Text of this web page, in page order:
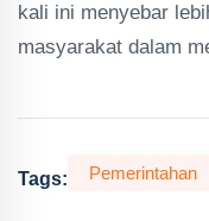
kali ini menyebar
masyarakat dalam
Tags: Pemerintahan